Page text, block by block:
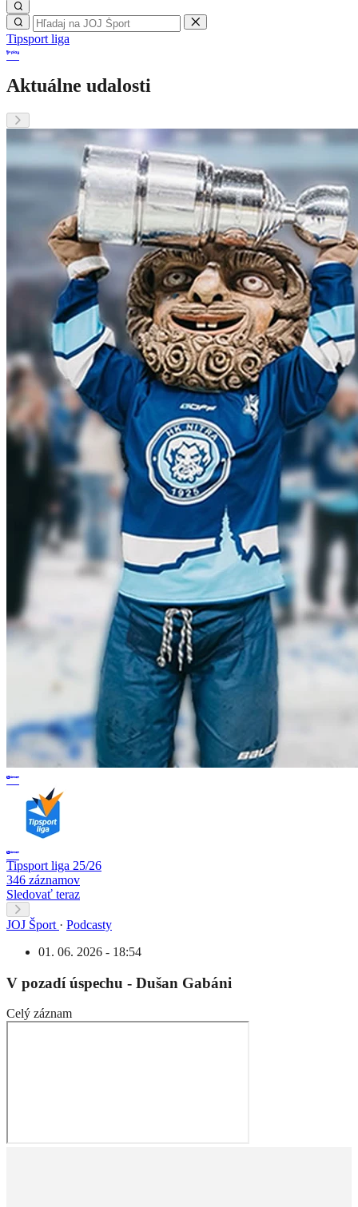
Tipsport liga
Aktuálne udalosti
Tipsport liga 25/26
346 záznamov
Sledovať teraz
JOJ Šport · Podcasty
01. 06. 2026 - 18:54
V pozadí úspechu - Dušan Gabáni
Celý záznam